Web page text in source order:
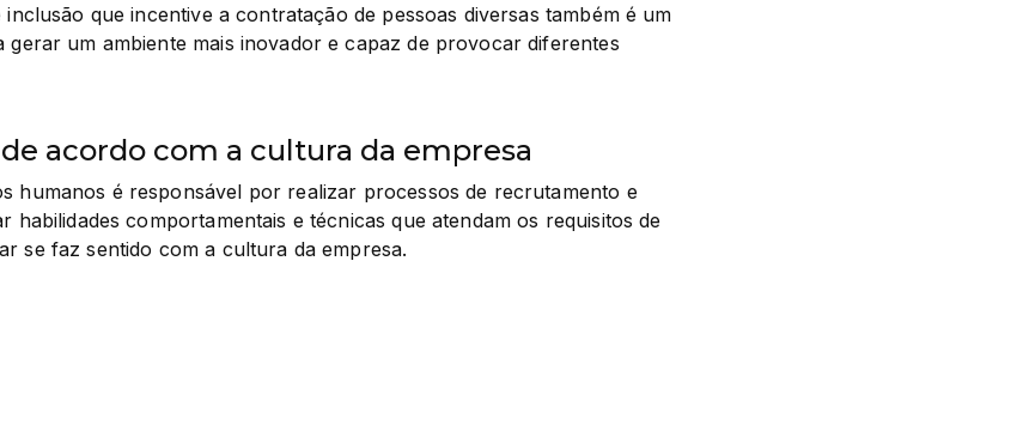
que incentive a contratação de pessoas diversas também é um
gerar um ambiente mais inovador e capaz de provocar diferentes
acordo com a cultura da empresa
humanos é responsável por realizar processos de recrutamento e
habilidades comportamentais e técnicas que atendam os requisitos de
se faz sentido com a cultura da empresa.